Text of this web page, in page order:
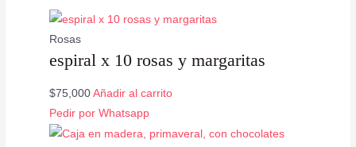
Rosas
espiral x 10 rosas y margaritas
$75,000 Añadir al carrito
Pedir por Whatsapp